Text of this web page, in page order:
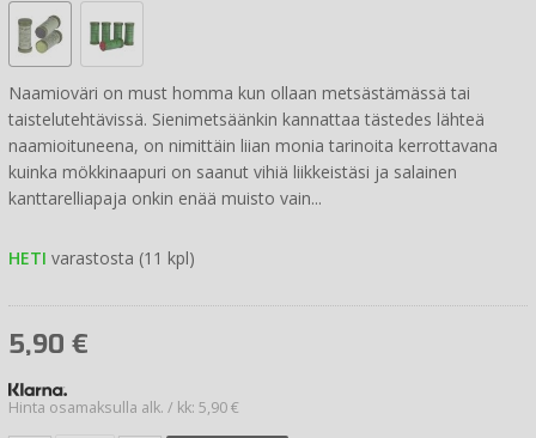
Naamioväri on must homma kun ollaan metsästämässä tai
taistelutehtävissä. Sienimetsäänkin kannattaa tästedes lähteä
naamioituneena, on nimittäin liian monia tarinoita kerrottavana
kuinka mökkinaapuri on saanut vihiä liikkeistäsi ja salainen
kanttarelliapaja onkin enää muisto vain...
HETI varastosta (11 kpl)
5,90 €
Hinta osamaksulla alk. / kk: 5,90 €